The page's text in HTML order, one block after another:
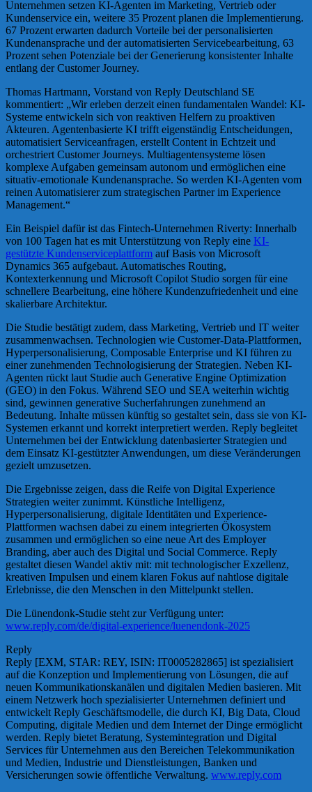
Unternehmen setzen KI-Agenten im Marketing, Vertrieb oder
Kundenservice ein, weitere 35 Prozent planen die Implementierung.
67 Prozent erwarten dadurch Vorteile bei der personalisierten
Kundenansprache und der automatisierten Servicebearbeitung, 63
Prozent sehen Potenziale bei der Generierung konsistenter Inhalte
entlang der Customer Journey.
Thomas Hartmann, Vorstand von Reply Deutschland SE
kommentiert: „Wir erleben derzeit einen fundamentalen Wandel: KI-
Systeme entwickeln sich von reaktiven Helfern zu proaktiven
Akteuren. Agentenbasierte KI trifft eigenständig Entscheidungen,
automatisiert Serviceanfragen, erstellt Content in Echtzeit und
orchestriert Customer Journeys. Multiagentensysteme lösen
komplexe Aufgaben gemeinsam autonom und ermöglichen eine
situativ-emotionale Kundenansprache. So werden KI-Agenten vom
reinen Automatisierer zum strategischen Partner im Experience
Management.“
Ein Beispiel dafür ist das Fintech-Unternehmen Riverty: Innerhalb
von 100 Tagen hat es mit Unterstützung von Reply eine KI-
gestützte Kundenserviceplattform auf Basis von Microsoft
Dynamics 365 aufgebaut. Automatisches Routing,
Kontexterkennung und Microsoft Copilot Studio sorgen für eine
schnellere Bearbeitung, eine höhere Kundenzufriedenheit und eine
skalierbare Architektur.
Die Studie bestätigt zudem, dass Marketing, Vertrieb und IT weiter
zusammenwachsen. Technologien wie Customer-Data-Plattformen,
Hyperpersonalisierung, Composable Enterprise und KI führen zu
einer zunehmenden Technologisierung der Strategien. Neben KI-
Agenten rückt laut Studie auch Generative Engine Optimization
(GEO) in den Fokus. Während SEO und SEA weiterhin wichtig
sind, gewinnen generative Sucherfahrungen zunehmend an
Bedeutung. Inhalte müssen künftig so gestaltet sein, dass sie von KI-
Systemen erkannt und korrekt interpretiert werden. Reply begleitet
Unternehmen bei der Entwicklung datenbasierter Strategien und
dem Einsatz KI-gestützter Anwendungen, um diese Veränderungen
gezielt umzusetzen.
Die Ergebnisse zeigen, dass die Reife von Digital Experience
Strategien weiter zunimmt. Künstliche Intelligenz,
Hyperpersonalisierung, digitale Identitäten und Experience-
Plattformen wachsen dabei zu einem integrierten Ökosystem
zusammen und ermöglichen so eine neue Art des Employer
Branding, aber auch des Digital und Social Commerce. Reply
gestaltet diesen Wandel aktiv mit: mit technologischer Exzellenz,
kreativen Impulsen und einem klaren Fokus auf nahtlose digitale
Erlebnisse, die den Menschen in den Mittelpunkt stellen.
Die Lünendonk-Studie steht zur Verfügung unter:
www.reply.com/de/digital-experience/luenendonk-2025
Reply
Reply [EXM, STAR: REY, ISIN: IT0005282865] ist spezialisiert
auf die Konzeption und Implementierung von Lösungen, die auf
neuen Kommunikationskanälen und digitalen Medien basieren. Mit
einem Netzwerk hoch spezialisierter Unternehmen definiert und
entwickelt Reply Geschäftsmodelle, die durch KI, Big Data, Cloud
Computing, digitale Medien und dem Internet der Dinge ermöglicht
werden. Reply bietet Beratung, Systemintegration und Digital
Services für Unternehmen aus den Bereichen Telekommunikation
und Medien, Industrie und Dienstleistungen, Banken und
Versicherungen sowie öffentliche Verwaltung. www.reply.com